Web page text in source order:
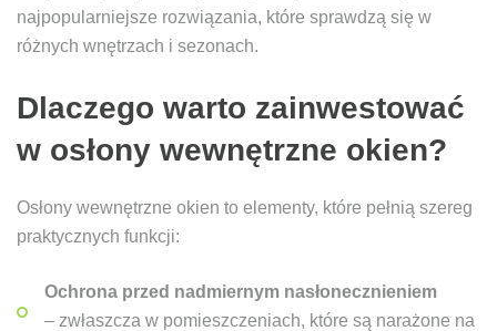
najpopularniejsze rozwiązania, które sprawdzą się w
różnych wnętrzach i sezonach.
Dlaczego warto zainwestować
w osłony wewnętrzne okien?
Osłony wewnętrzne okien to elementy, które pełnią szereg
praktycznych funkcji:
Ochrona przed nadmiernym nasłonecznieniem
– zwłaszcza w pomieszczeniach, które są narażone na